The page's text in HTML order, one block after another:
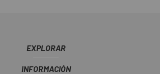
EXPLORAR
INFORMACIÓN